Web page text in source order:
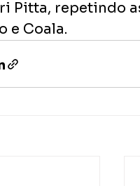
Pitta, repetindo
e Coala.